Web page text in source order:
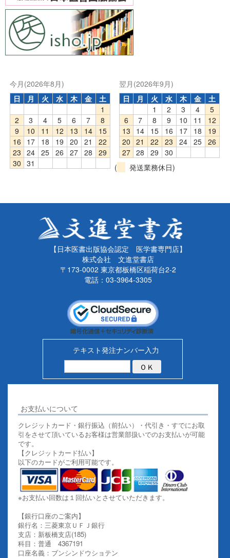
今月(2026年8月)
日
月 火 水 木 金
土
1
2
3 4 5 6 7
8
9
10 11 12 13 14
15
16
17 18 19 20 21
22
23
24 25 26 27 28
29
30
31
翌月(2026年9月)
日
月 火 水 木 金
土
1
2 3 4
5
6
7 8 9 10 11
12
13
14 15 16 17 18
19
20
21 22 23 24 25
26
27 28 29
30
(
発送業務休日)
【日本医書出版協会認定 医学書専門店】
株式会社 文進堂書店
〒173-0002 東京都板橋区稲荷台2-2
電話：03-3964-3305
テキスト発注ナンバー入力
お支払いについて
クレジットカード・銀行振込（前払い）・代引き・すでにお取
引をさせて頂いているお客様は営業部扱いでのお支払いが可能
です。
【クレジットカード払い】
以下のカードがご利用可能です。
※お支払い回数は１回払いとさせていただきます。
【銀行口座のご案内】
銀行名：三菱東京ＵＦＪ銀行
支店：新板橋支店(185)
科目：普通 4367191
口座名義：ブンシンドウショテン